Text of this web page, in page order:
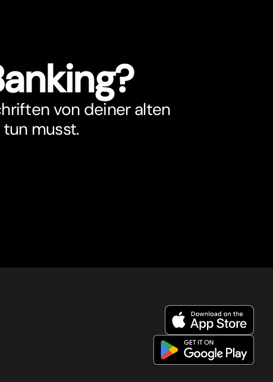
von deiner alten
musst.